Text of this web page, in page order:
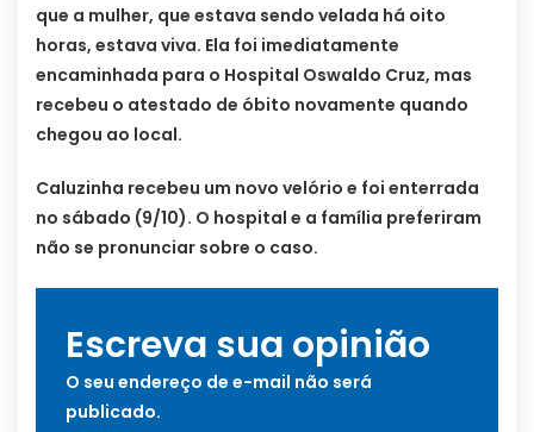
que a mulher, que estava sendo velada há oito
horas, estava viva. Ela foi imediatamente
encaminhada para o Hospital Oswaldo Cruz, mas
recebeu o atestado de óbito novamente quando
chegou ao local.
Caluzinha recebeu um novo velório e foi enterrada
no sábado (9/10). O hospital e a família preferiram
não se pronunciar sobre o caso.
Escreva sua opinião
O seu endereço de e-mail não será
publicado.